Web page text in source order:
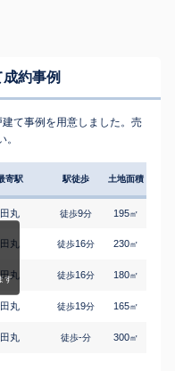
約事例
て事例を用意しました。売
寄駅 駅徒歩 土地面積
田丸 徒歩9分 195㎡
田丸 徒歩16分 230㎡
田丸 徒歩16分 180㎡
田丸 徒歩19分 165㎡
田丸 徒歩-分 300㎡